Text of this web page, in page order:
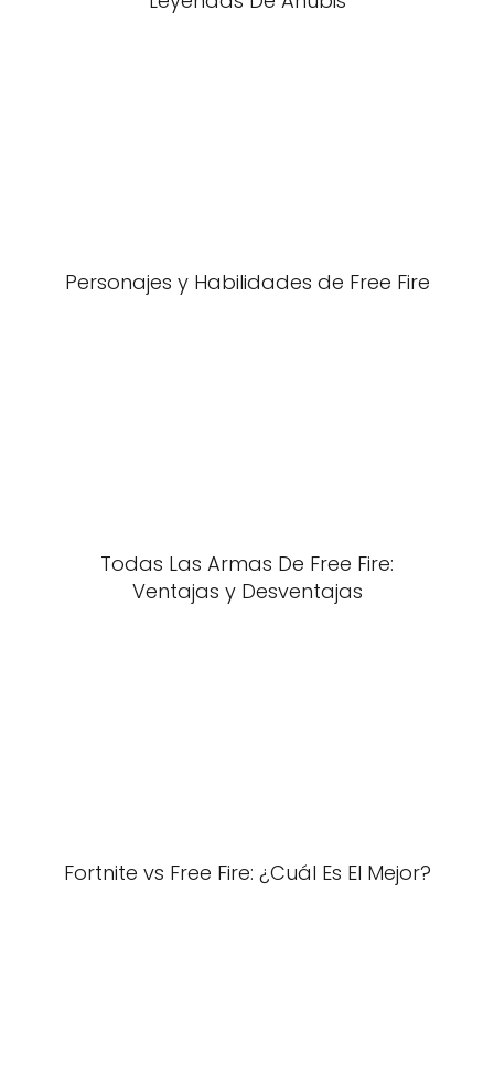
Personajes y Habilidades de Free Fire
Todas Las Armas De Free Fire:
Ventajas y Desventajas
Fortnite vs Free Fire: ¿Cuál Es El Mejor?